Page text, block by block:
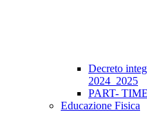
Decreto
2024_2025
PART-
Educazione Fisica